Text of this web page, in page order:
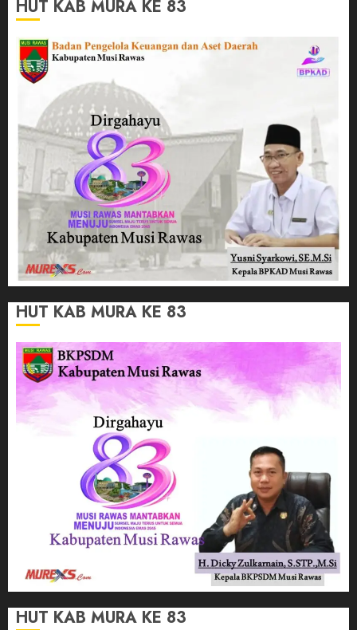
HUT KAB MURA KE 83
HUT KAB MURA KE 83
HUT KAB MURA KE 83